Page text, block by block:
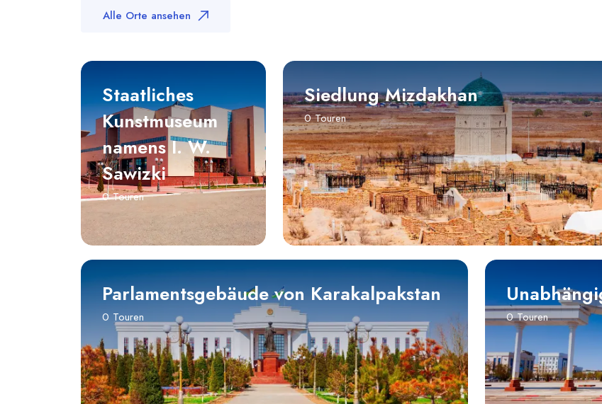
Alle Orte ansehen
Staatliches
Kunstmuseum
namens I. W.
Sawizki
0 Touren
Siedlung Mizdakhan
0 Touren
Parlamentsgebäude von Karakalpakstan
0 Touren 0 Touren